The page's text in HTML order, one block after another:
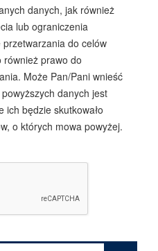
danych, jak również
lub ograniczenia
do celów
prawo do
Może Pan/Pani wnieść
danych jest
ich będzie skutkowało
o których mowa powyżej.